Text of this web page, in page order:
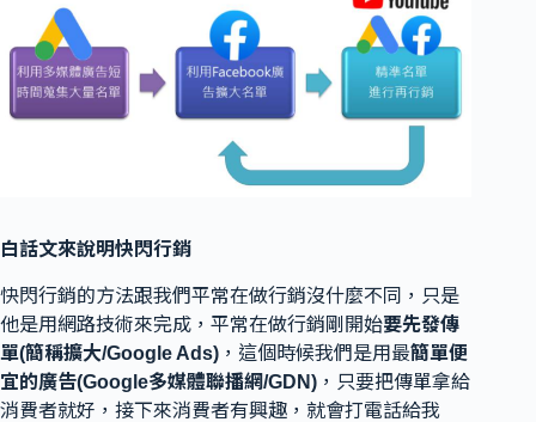
白話文來說明快閃行銷
快閃行銷的方法跟我們平常在做行銷沒什麼不同，只是
他是用網路技術來完成，平常在做行銷剛開始要先發傳
單(簡稱擴大/Google Ads) ，這個時候我們是用最簡單便
宜的廣告(Google多媒體聯播網/GDN) ，只要把傳單拿給
消費者就好，接下來消費者有興趣，就會打電話給我